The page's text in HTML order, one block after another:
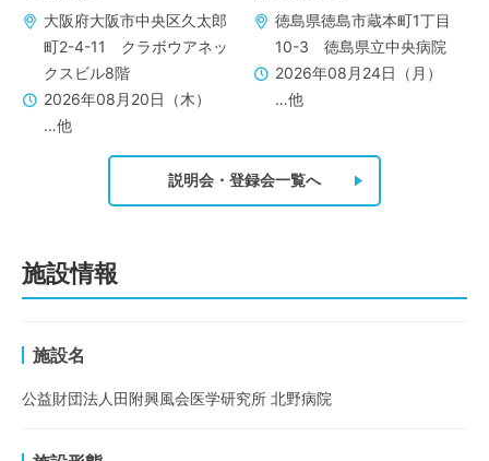
大阪府大阪市中央区久太郎
町2-4-11 クラボウアネッ
クスビル8階
2026年08月20日（木）
…他
徳島県徳島市蔵本町1丁目
10-3 徳島県立中央病院
2026年08月24日（月）
…他
説明会・登録会一覧へ
施設情報
施設名
公益財団法人田附興風会医学研究所 北野病院